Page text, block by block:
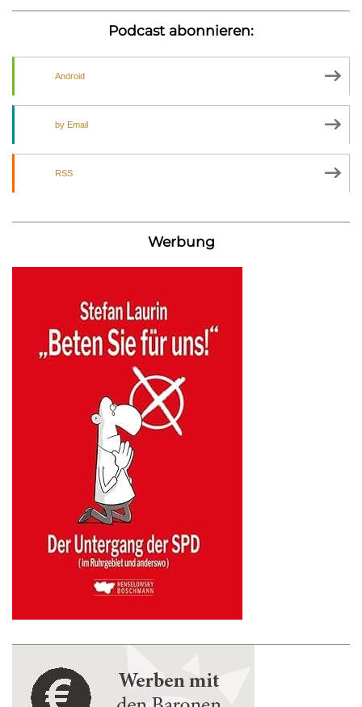
Podcast abonnieren:
Android
by Email
RSS
Werbung